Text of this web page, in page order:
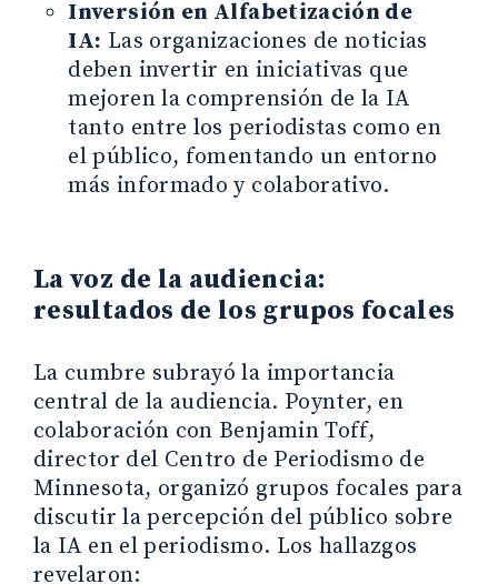
Inversión en Alfabetización de
IA: Las organizaciones de noticias
deben invertir en iniciativas que
mejoren la comprensión de la IA
tanto entre los periodistas como en
el público, fomentando un entorno
más informado y colaborativo.
La voz de la audiencia:
resultados de los grupos focales
La cumbre subrayó la importancia
central de la audiencia. Poynter, en
colaboración con Benjamin Toff,
director del Centro de Periodismo de
Minnesota, organizó grupos focales para
discutir la percepción del público sobre
la IA en el periodismo. Los hallazgos
revelaron: